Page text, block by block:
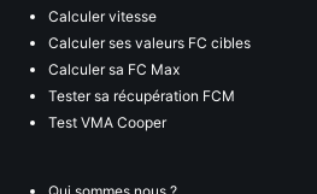
Calculer vitesse
Calculer ses valeurs FC cibles
Calculer sa FC Max
Tester sa récupération FCM
Test VMA Cooper